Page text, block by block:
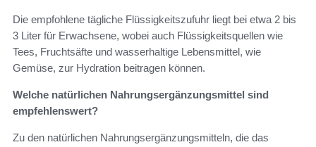
Die empfohlene tägliche Flüssigkeitszufuhr liegt bei etwa 2 bis
3 Liter für Erwachsene, wobei auch Flüssigkeitsquellen wie
Tees, Fruchtsäfte und wasserhaltige Lebensmittel, wie
Gemüse, zur Hydration beitragen können.
Welche natürlichen Nahrungsergänzungsmittel sind
empfehlenswert?
Zu den natürlichen Nahrungsergänzungsmitteln, die das